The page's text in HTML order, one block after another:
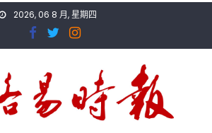
2026, 06 8 月, 星期四